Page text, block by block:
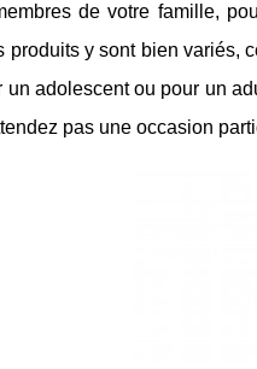
de votre famille,
produits y sont bien variés,
un adolescent ou pour un
pas une occasion